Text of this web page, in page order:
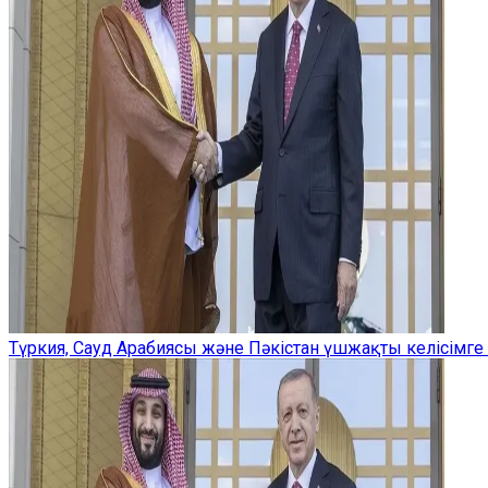
Түркия, Сауд Арабиясы және Пәкістан үшжақты